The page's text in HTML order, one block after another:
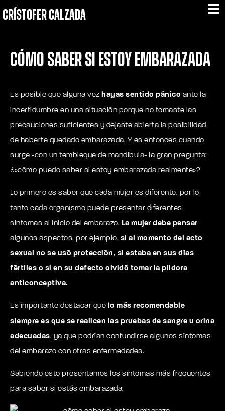
CRÍSTOFER CALZADA
Cómo saber si estoy embarazada
Es posible que alguna vez hayas sentido pánico ante la
incertidumbre en una situación porque no tomaste las
precauciones suficientes y dejaste abierta la posibilidad
de haberte quedado embarazada. Y es entonces cuando
surge -con un tembleque de mandíbula- la gran pregunta:
¿»cómo puedo saber si estoy embarazada realmente»?
Lo primero es saber que cada mujer es diferente, por lo
tanto cada organismo puede presentar diferentes
síntomas al inicio del embarazo. La mujer debe pensar
algunos aspectos, por ejemplo, si al momento del acto
sexual no se usó protección, si estaba en sus días
fértiles o si en su defecto olvidó tomar la píldora
anticonceptiva.
Es importante destacar que lo más recomendable
siempre es que se realicen las pruebas de sangre u orina
adecuadas, ya que podrían confundirse algunos síntomas
del embarazo con otras enfermedades.
Sabiendo esto presentamos los síntomas más frecuentes
para saber si estás embarazada: